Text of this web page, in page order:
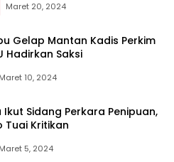
Maret 20, 2024
Gelap Mantan Kadis Perkim
Hadirkan Saksi
Maret 10, 2024
Ikut Sidang Perkara Penipuan,
Tuai Kritikan
Maret 5, 2024